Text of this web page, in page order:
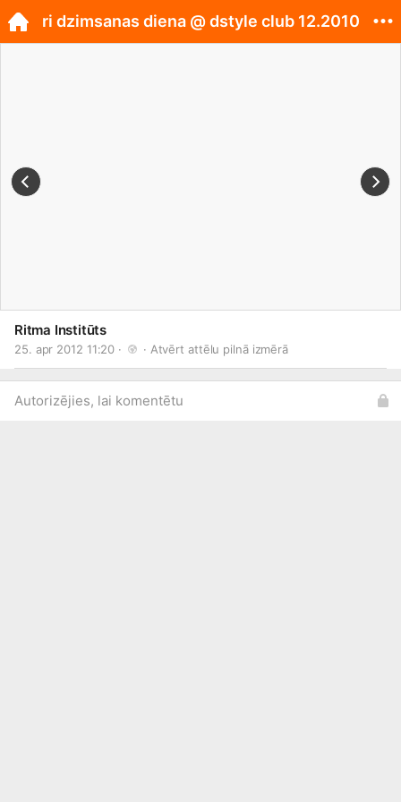
Ritma Institūts
25. apr 2012 11:20 · · Atvērt attēlu pilnā izmērā
Autorizējies, lai komentētu
ri dzimsanas diena @ dstyle club 12.2010